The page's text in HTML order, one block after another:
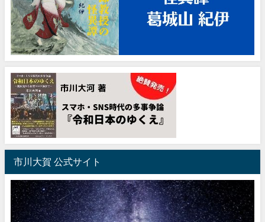
市川大賀 公式サイト